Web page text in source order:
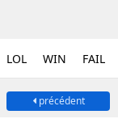
LOL WIN FAIL
précédent